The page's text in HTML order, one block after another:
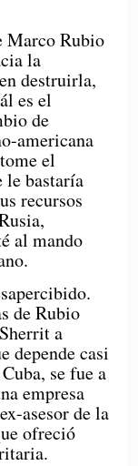
Marco Rubio
la
destruirla,
es el
de
americana
el
le bastaría
recursos
al mando
de Rubio
a
depende casi
se fue a
empresa
asesor de la
ofreció